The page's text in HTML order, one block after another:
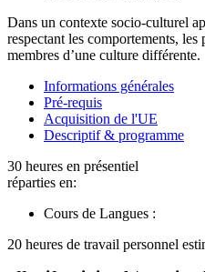
Dans un contexte socio-culturel
respectant les comportements, les
membres d’une culture différente.
Informations générales
Pré-requis
Acquisition de l'UE
Descriptif & programme
30 heures en présentiel
réparties en:
Cours de Langues :
20 heures de travail personnel